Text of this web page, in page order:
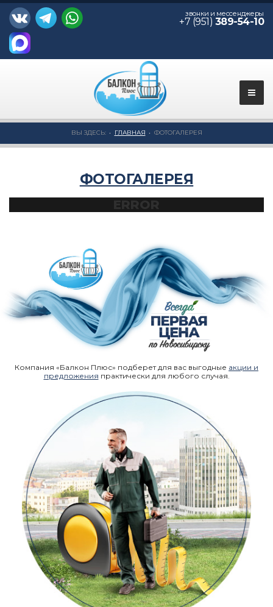
звонки и мессенджеры
+7 (951) 389-54-10
ВЫ ЗДЕСЬ: ГЛАВНАЯ ФОТОГАЛЕРЕЯ
ФОТОГАЛЕРЕЯ
Компания «Балкон Плюс» подберет для вас выгодные акции и
предложения практически для любого случая.